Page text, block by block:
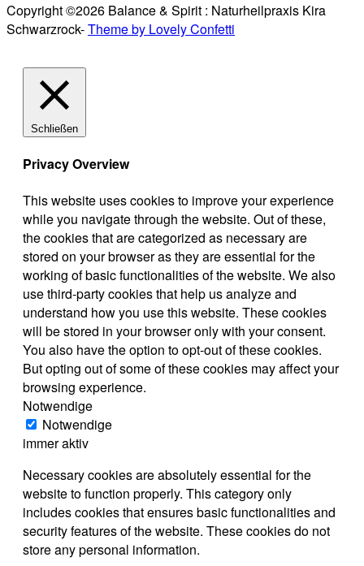
Copyright ©2026 Balance & Spirit : Naturheilpraxis Kira
Schwarzrock-Theme by Lovely Confetti
Schließen
Privacy Overview
This website uses cookies to improve your experience
while you navigate through the website. Out of these,
the cookies that are categorized as necessary are
stored on your browser as they are essential for the
working of basic functionalities of the website. We also
use third-party cookies that help us analyze and
understand how you use this website. These cookies
will be stored in your browser only with your consent.
You also have the option to opt-out of these cookies.
But opting out of some of these cookies may affect your
browsing experience.
Notwendige
Notwendige
immer aktiv
Necessary cookies are absolutely essential for the
website to function properly. This category only
includes cookies that ensures basic functionalities and
security features of the website. These cookies do not
store any personal information.